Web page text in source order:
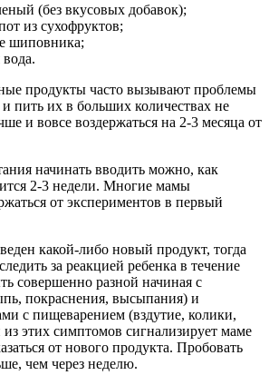
(без вкусовых добавок);
из сухофруктов;
шиповника;
продукты часто вызывают проблемы
пить их в больших количествах не
и вовсе воздержаться на 2-3 месяца от
начинать вводить можно, как
2-3 недели. Многие мамы
от экспериментов в первый
какой-либо новый продукт, тогда
за реакцией ребенка в течение
совершенно разной начиная с
покраснения, высыпания) и
с пищеварением (вздутие, колики,
этих симптомов сигнализирует маме
от нового продукта. Пробовать
чем через неделю.